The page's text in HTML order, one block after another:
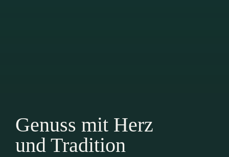
Genuss mit Herz
und Tradition